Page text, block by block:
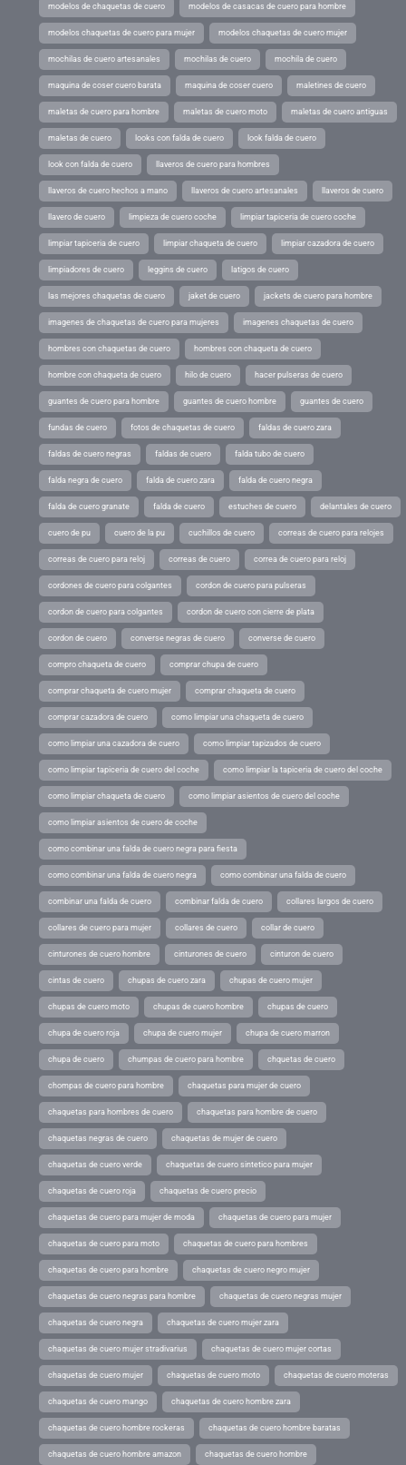
modelos de chaquetas de cuero modelos de casacas de cuero para hombre
modelos chaquetas de cuero para mujer modelos chaquetas de cuero mujer
mochilas de cuero artesanales mochilas de cuero mochila de cuero
maquina de coser cuero barata maquina de coser cuero maletines de cuero
maletas de cuero para hombre maletas de cuero moto maletas de cuero antiguas
maletas de cuero looks con falda de cuero look falda de cuero
look con falda de cuero llaveros de cuero para hombres
llaveros de cuero hechos a mano llaveros de cuero artesanales llaveros de cuero
llavero de cuero limpieza de cuero coche limpiar tapiceria de cuero coche
limpiar tapiceria de cuero limpiar chaqueta de cuero limpiar cazadora de cuero
limpiadores de cuero leggins de cuero latigos de cuero
las mejores chaquetas de cuero jaket de cuero jackets de cuero para hombre
imagenes de chaquetas de cuero para mujeres imagenes chaquetas de cuero
hombres con chaquetas de cuero hombres con chaqueta de cuero
hombre con chaqueta de cuero hilo de cuero hacer pulseras de cuero
guantes de cuero para hombre guantes de cuero hombre guantes de cuero
fundas de cuero fotos de chaquetas de cuero faldas de cuero zara
faldas de cuero negras faldas de cuero falda tubo de cuero
falda negra de cuero falda de cuero zara falda de cuero negra
falda de cuero granate falda de cuero estuches de cuero delantales de cuero
cuero de pu cuero de la pu cuchillos de cuero correas de cuero para relojes
correas de cuero para reloj correas de cuero correa de cuero para reloj
cordones de cuero para colgantes cordon de cuero para pulseras
cordon de cuero para colgantes cordon de cuero con cierre de plata
cordon de cuero converse negras de cuero converse de cuero
compro chaqueta de cuero comprar chupa de cuero
comprar chaqueta de cuero mujer comprar chaqueta de cuero
comprar cazadora de cuero como limpiar una chaqueta de cuero
como limpiar una cazadora de cuero como limpiar tapizados de cuero
como limpiar tapiceria de cuero del coche como limpiar la tapiceria de cuero del coche
como limpiar chaqueta de cuero como limpiar asientos de cuero del coche
como limpiar asientos de cuero de coche
como combinar una falda de cuero negra para fiesta
como combinar una falda de cuero negra como combinar una falda de cuero
combinar una falda de cuero combinar falda de cuero collares largos de cuero
collares de cuero para mujer collares de cuero collar de cuero
cinturones de cuero hombre cinturones de cuero cinturon de cuero
cintas de cuero chupas de cuero zara chupas de cuero mujer
chupas de cuero moto chupas de cuero hombre chupas de cuero
chupa de cuero roja chupa de cuero mujer chupa de cuero marron
chupa de cuero chumpas de cuero para hombre chquetas de cuero
chompas de cuero para hombre chaquetas para mujer de cuero
chaquetas para hombres de cuero chaquetas para hombre de cuero
chaquetas negras de cuero chaquetas de mujer de cuero
chaquetas de cuero verde chaquetas de cuero sintetico para mujer
chaquetas de cuero roja chaquetas de cuero precio
chaquetas de cuero para mujer de moda chaquetas de cuero para mujer
chaquetas de cuero para moto chaquetas de cuero para hombres
chaquetas de cuero para hombre chaquetas de cuero negro mujer
chaquetas de cuero negras para hombre chaquetas de cuero negras mujer
chaquetas de cuero negra chaquetas de cuero mujer zara
chaquetas de cuero mujer stradivarius chaquetas de cuero mujer cortas
chaquetas de cuero mujer chaquetas de cuero moto chaquetas de cuero moteras
chaquetas de cuero mango chaquetas de cuero hombre zara
chaquetas de cuero hombre rockeras chaquetas de cuero hombre baratas
chaquetas de cuero hombre amazon chaquetas de cuero hombre